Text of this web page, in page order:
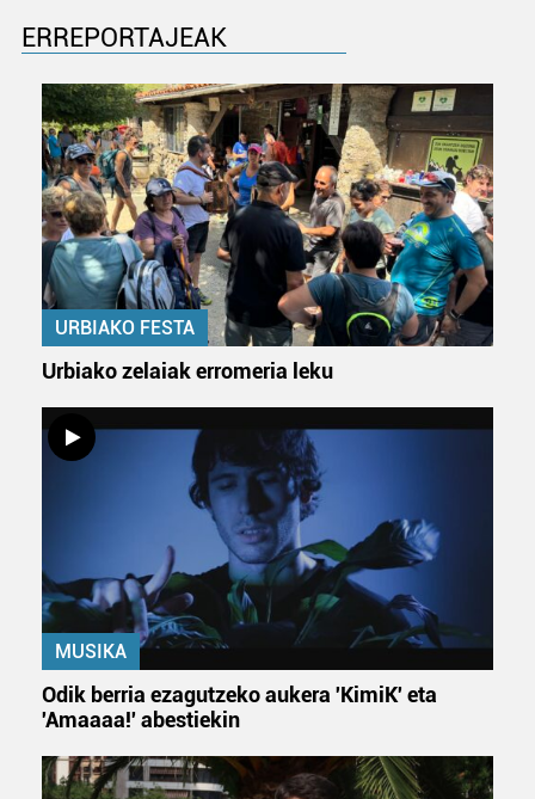
ERREPORTAJEAK
URBIAKO FESTA
Urbiako zelaiak erromeria leku
MUSIKA
Odik berria ezagutzeko aukera 'KimiK' eta
'Amaaaa!' abestiekin